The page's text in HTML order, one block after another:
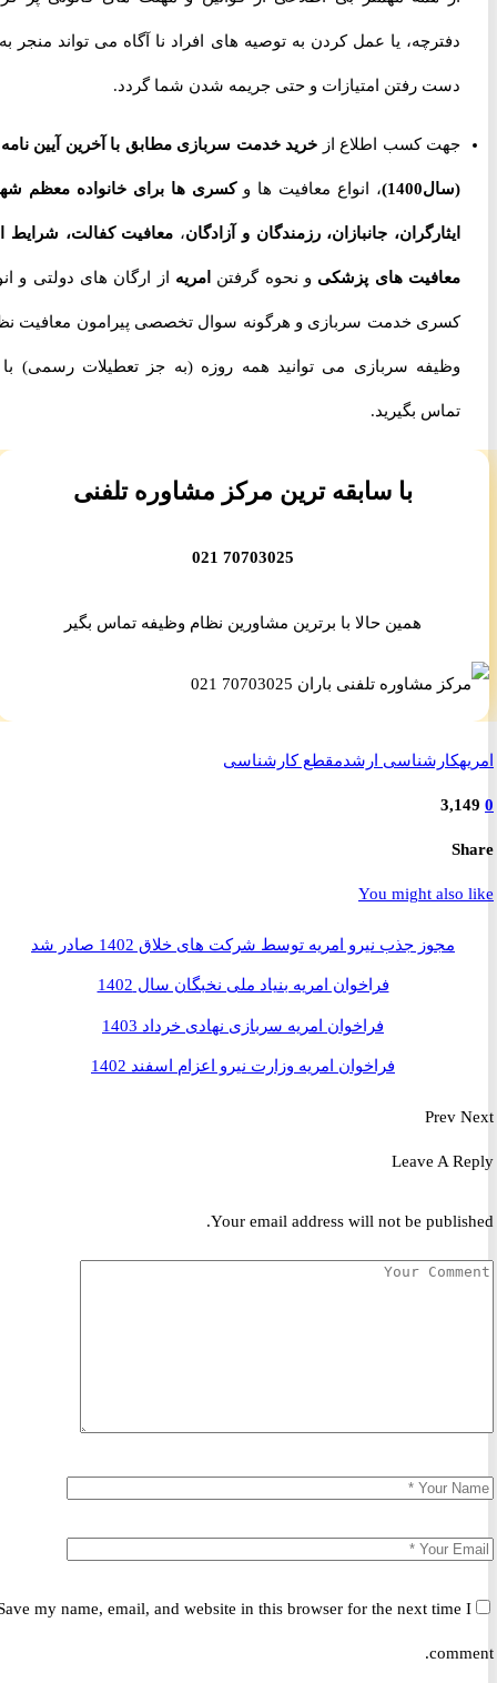
دفترچه، یا عمل کردن به توصیه های افراد نا آگاه می تواند منجر به از
دست رفتن امتیازات و حتی جریمه شدن شما گردد.
جهت کسب اطلاع ازخرید خدمت سربازی مطابق با آخرین آیین نامه ها
(سال1400) ، انواع معافیت ها و کسری ها برای خانواده معظم شهدا،
ایثارگران، جانبازان، رزمندگان و آزادگان،معافیت کفالت، شرایط اخذ
معافیت های پزشکیو نحوه گرفتن امریهاز ارگان های دولتی و انواع
کسری خدمت سربازی و هرگونه سوال تخصصی پیرامون معافیت نظام
وظیفه سربازی می توانید همه روزه (به جز تعطیلات رسمی) با ما
تماس بگیرید.
با سابقه ترین مرکز مشاوره تلفنی
70703025 021
همین حالا با برترین مشاورین نظام وظیفه تماس بگیر
کارشناسی ارشدمقطع کارشناسی
You might
مجوز جذب نیرو امریه توسط شرکت های خلاق 1402 صادر شد
فراخوان امریه بنیاد ملی نخبگان سال 1402
فراخوان امریه سربازی نهادی خرداد 1403
فراخوان امریه وزارت نیرو اعزام اسفند 1402
Prev
Leave A
Your email address will not be
Save my name, email, and website in this browser for the next time